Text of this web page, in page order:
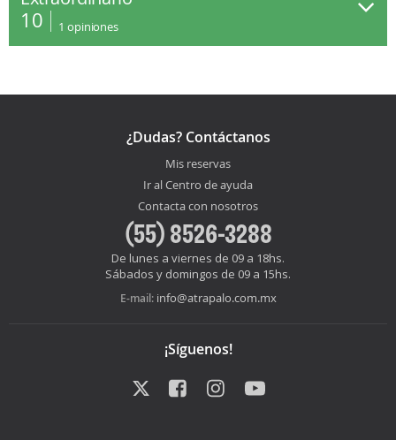
10 1 opiniones
¿Dudas? Contáctanos
Mis reservas
Ir al Centro de ayuda
Contacta con nosotros
(55) 8526-3288
De lunes a viernes de 09 a 18hs.
Sábados y domingos de 09 a 15hs.
E-mail: info@atrapalo.com.mx
¡Síguenos!